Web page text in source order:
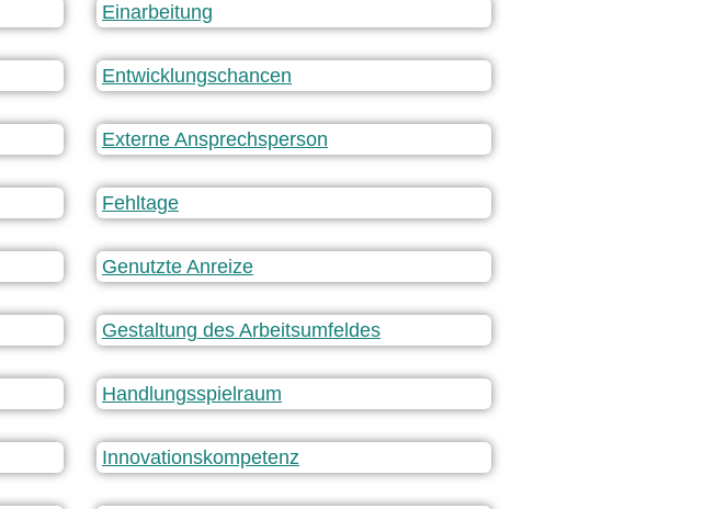
Einarbeitung
Entwicklungschancen
Externe Ansprechsperson
Fehltage
Genutzte Anreize
Gestaltung des Arbeitsumfeldes
Handlungsspielraum
Innovationskompetenz